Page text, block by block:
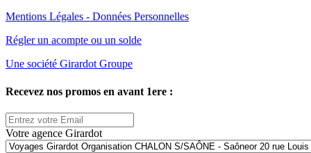
Mentions Légales - Données Personnelles
Régler un acompte ou un solde
Une société Girardot Groupe
Recevez nos promos en avant 1ere :
Votre agence Girardot